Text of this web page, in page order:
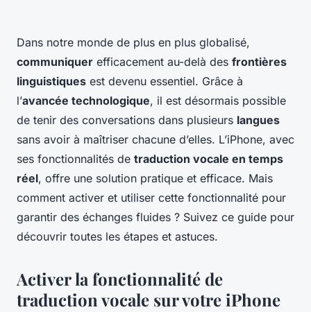
Dans notre monde de plus en plus globalisé,
communiquer efficacement au-delà des frontières
linguistiques est devenu essentiel. Grâce à
l’avancée technologique, il est désormais possible
de tenir des conversations dans plusieurs langues
sans avoir à maîtriser chacune d’elles. L’iPhone, avec
ses fonctionnalités de traduction vocale en temps
réel, offre une solution pratique et efficace. Mais
comment activer et utiliser cette fonctionnalité pour
garantir des échanges fluides ? Suivez ce guide pour
découvrir toutes les étapes et astuces.
Activer la fonctionnalité de
traduction vocale sur votre iPhone